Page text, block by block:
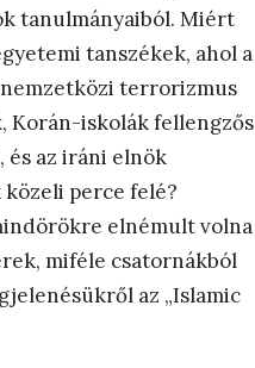
tanulmányaiból. Miért
tanszékek, ahol a
nemzetközi terrorizmus
Korán-iskolák fellengzős
és az iráni elnök
perce felé?
elnémult volna
miféle csatornákból
az „Islamic